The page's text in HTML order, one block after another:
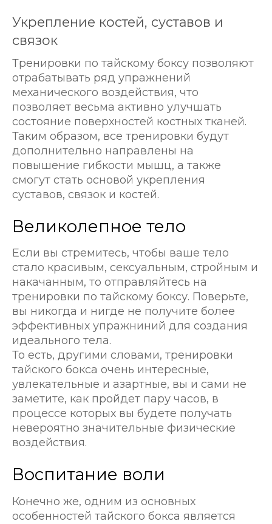
Укрепление костей, суставов и
связок
Тренировки по тайскому боксу позволяют
отрабатывать ряд упражнений
механического воздействия, что
позволяет весьма активно улучшать
состояние поверхностей костных тканей.
Таким образом, все тренировки будут
дополнительно направлены на
повышение гибкости мышц, а также
смогут стать основой укрепления
суставов, связок и костей.
Великолепное тело
Если вы стремитесь, чтобы ваше тело
стало красивым, сексуальным, стройным и
накачанным, то отправляйтесь на
тренировки по тайскому боксу. Поверьте,
вы никогда и нигде не получите более
эффективных упражниний для создания
идеального тела.
То есть, другими словами, тренировки
тайского бокса очень интересные,
увлекательные и азартные, вы и сами не
заметите, как пройдет пару часов, в
процессе которых вы будете получать
невероятно значительные физические
воздействия.
Воспитание воли
Конечно же, одним из основных
особенностей тайского бокса является